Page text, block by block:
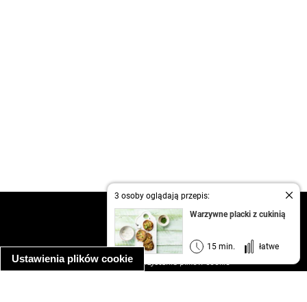
Ustawienia plików cookie
3 osoby oglądają przepis:
Warzywne placki z cukinią
15 min. łatwe
kontakt
regulamin
informacja o prywatności
informacja o wykorzystaniu plików cookie